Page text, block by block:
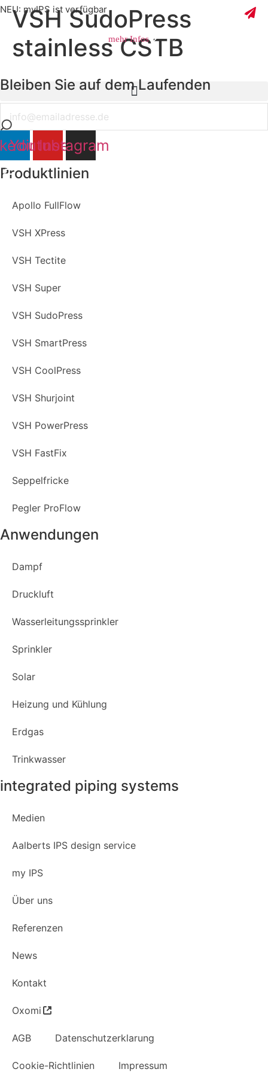
NEU: myIPS ist verfügbar
mehr Infos
VSH SudoPress
stainless CSTB
Bleiben Sie auf dem Laufenden
YoutubeInstagram
Produktlinien
Apollo FullFlow
VSH XPress
VSH Tectite
VSH Super
VSH SudoPress
VSH SmartPress
VSH CoolPress
VSH Shurjoint
VSH PowerPress
VSH FastFix
Seppelfricke
Pegler ProFlow
Anwendungen
Dampf
Druckluft
Wasserleitungssprinkler
Sprinkler
Solar
Heizung und Kühlung
Erdgas
Trinkwasser
integrated piping systems
Medien
Aalberts IPS design service
my IPS
Über uns
Referenzen
News
Kontakt
Oxomi
AGB Datenschutzerklarung
Cookie-Richtlinien Impressum